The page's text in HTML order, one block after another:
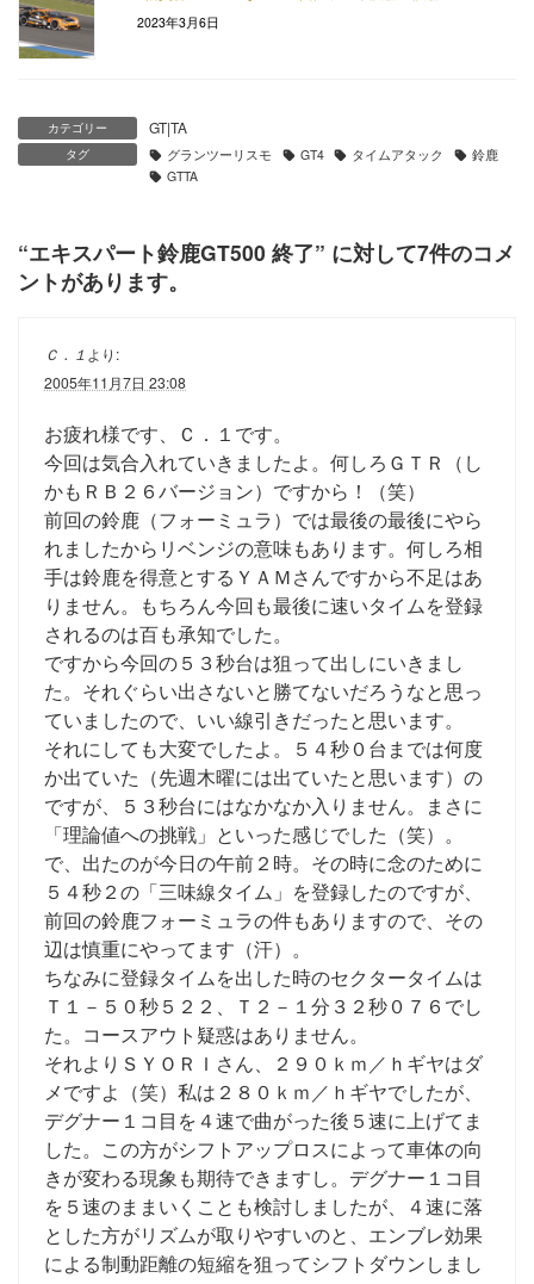
2023年3月6日
カテゴリー GT|TA
タグ グランツーリスモ GT4 タイムアタック
鈴鹿
GTTA
“エキスパート鈴鹿GT500 終了” に対して7件のコメ
ントがあります。
Ｃ．１ より:
2005年11月7日 23:08
お疲れ様です、Ｃ．１です。
今回は気合入れていきましたよ。何しろＧＴＲ（し
かもＲＢ２６バージョン）ですから！（笑）
前回の鈴鹿（フォーミュラ）では最後の最後にやら
れましたからリベンジの意味もあります。何しろ相
手は鈴鹿を得意とするＹＡＭさんですから不足はあ
りません。もちろん今回も最後に速いタイムを登録
されるのは百も承知でした。
ですから今回の５３秒台は狙って出しにいきまし
た。それぐらい出さないと勝てないだろうなと思っ
ていましたので、いい線引きだったと思います。
それにしても大変でしたよ。５４秒０台までは何度
か出ていた（先週木曜には出ていたと思います）の
ですが、５３秒台にはなかなか入りません。まさに
「理論値への挑戦」といった感じでした（笑）。
で、出たのが今日の午前２時。その時に念のために
５４秒２の「三味線タイム」を登録したのですが、
前回の鈴鹿フォーミュラの件もありますので、その
辺は慎重にやってます（汗）。
ちなみに登録タイムを出した時のセクタータイムは
Ｔ１－５０秒５２２、Ｔ２－１分３２秒０７６でし
た。コースアウト疑惑はありません。
それよりＳＹＯＲＩさん、２９０ｋｍ／ｈギヤはダ
メですよ（笑）私は２８０ｋｍ／ｈギヤでしたが、
デグナー１コ目を４速で曲がった後５速に上げてま
した。この方がシフトアップロスによって車体の向
きが変わる現象も期待できますし。デグナー１コ目
を５速のままいくことも検討しましたが、４速に落
とした方がリズムが取りやすいのと、エンブレ効果
による制動距離の短縮を狙ってシフトダウンしまし